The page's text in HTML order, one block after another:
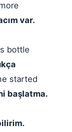
var.
bottle
started
başlatma.